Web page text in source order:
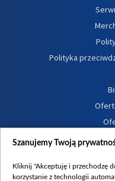
Polityka
Procedura
Szanujemy Twoją
Kliknij "Akceptuję i przechodzę
korzystanie z technologii